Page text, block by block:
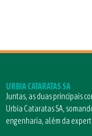
URBIA CATARATAS SA
Juntas, as duas principais
Urbia Cataratas SA,
engenharia, além da